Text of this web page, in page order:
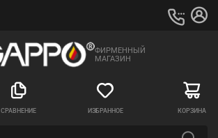
ФИРМЕННЫЙ
МАГАЗИН
СРАВНЕНИЕ ИЗБРАННОЕ КОРЗИНА